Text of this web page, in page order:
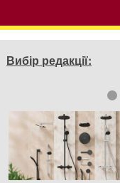
Вибір редакції: